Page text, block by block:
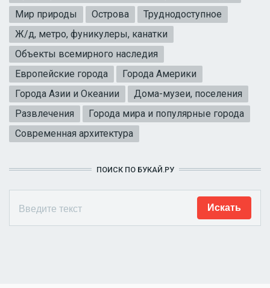
Мир природы
Острова
Труднодоступное
Ж/д, метро, фуникулеры, канатки
Объекты всемирного наследия
Европейские города
Города Америки
Города Азии и Океании
Дома-музеи, поселения
Развлечения
Города мира и популярные города
Современная архитектура
ПОИСК ПО БУКАЙ.РУ